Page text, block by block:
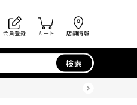
会員登録 カート 店舗情報
検索